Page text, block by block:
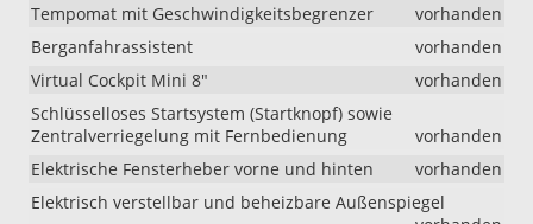
Tempomat mit Geschwindigkeitsbegrenzer
vorhanden
Berganfahrassistent
vorhanden
Virtual Cockpit Mini 8"
vorhanden
Schlüsselloses Startsystem (Startknopf) sowie
Zentralverriegelung mit Fernbedienung
vorhanden
Elektrische Fensterheber vorne und hinten
vorhanden
Elektrisch verstellbar und beheizbare Außenspiegel